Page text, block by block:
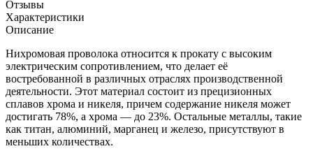
Отзывы
Характеристики
Описание
Нихромовая проволока относится к прокату с высоким
электрическим сопротивлением, что делает её
востребованной в различных отраслях производственной
деятельности. Этот материал состоит из прецизионных
сплавов хрома и никеля, причем содержание никеля может
достигать 78%, а хрома — до 23%. Остальные металлы, такие
как титан, алюминий, марганец и железо, присутствуют в
меньших количествах.